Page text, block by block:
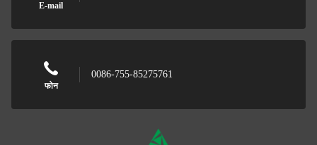
E-mail
फोन
0086-755-85275761